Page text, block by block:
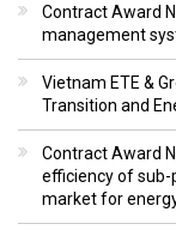
Contract Award
management
Vietnam ETE &
Transition and
Contract Award
efficiency of
market for